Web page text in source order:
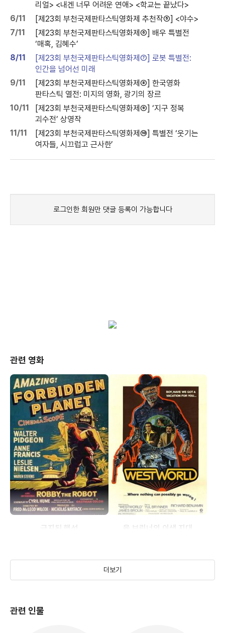
리얼> <내겐 너무 어려운 연애> <학교는 끝났다>
6/11
[제23회 부천국제판타스틱영화제 추천작⑤] <야수>
7/11
[제23회 부천국제판타스틱영화제⑥] 배우 특별전
‘매혹, 김혜수’
8/11
[제23회 부천국제판타스틱영화제⑦] 로봇 특별전:
인간을 넘어선 미래
9/11
[제23회 부천국제판타스틱영화제⑧] 한국영화
판타스틱 열전: 미지의 영화, 광기의 장르
10/11
[제23회 부천국제판타스틱영화제⑨] ‘지구 정복
괴수전’ 상영작
11/11
[제23회 부천국제판타스틱영화제⑩] 특별전 ‘웃기는
여자들, 시끄럽고 근사한’
관련 영화
금지된 행성 율 브린너의 이색 지대
더보기
관련 인물